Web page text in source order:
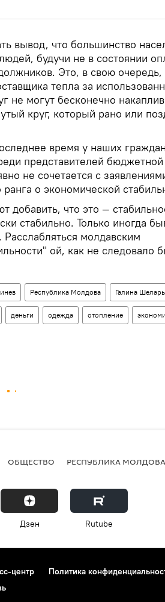
вывод, что большинство
будучи не в состоянии
Это, в свою очередь,
тепла за
не могут бесконечно
круг, который рано или
время у наших граждан
представителей бюджетной
не сочетается с
о экономической
добавить, что это —
стабильно. Только иногда
молдавским
ой, как не следовало
Республика Молдова Галина Шеларь
деньги одежда отопление
ОБЩЕСТВО РЕСПУБЛИКА МОЛДОВА
Дзен Rutube
центр Политика